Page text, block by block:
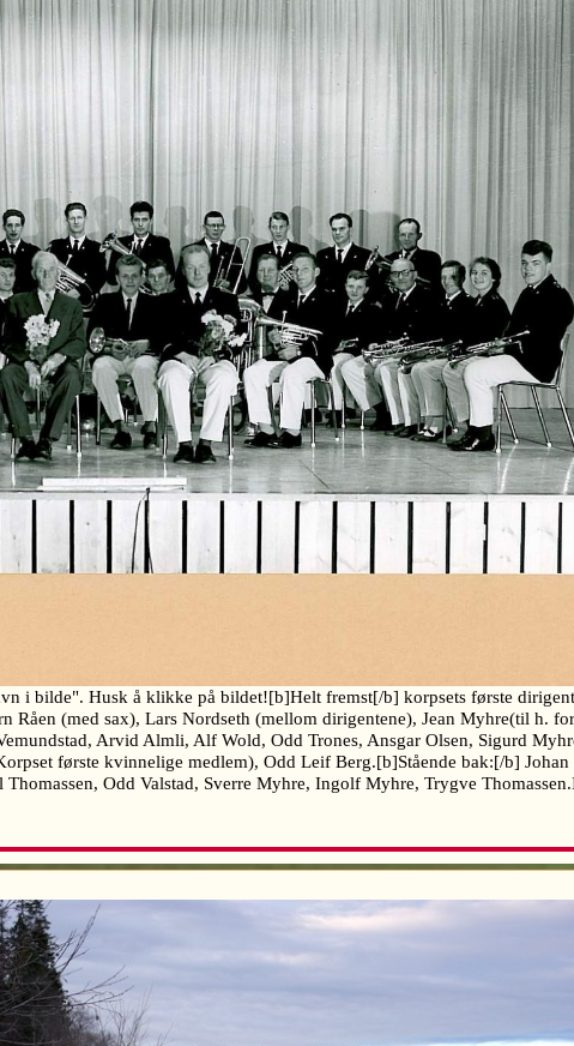
i bilde". Husk å klikke på bildet![b]Helt fremst[/b] korpsets første
(med sax), Lars Nordseth (mellom dirigentene), Jean Myhre(til h.
Arvid Almli, Alf Wold, Odd Trones, Ansgar Olsen, Sigurd
første kvinnelige medlem), Odd Leif Berg.[b]Stående bak:[/b] Johan
Odd Valstad, Sverre Myhre, Ingolf Myhre, Trygve